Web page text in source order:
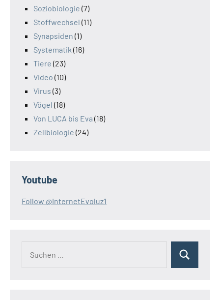
Soziobiologie (7)
Stoffwechsel (11)
Synapsiden (1)
Systematik (16)
Tiere (23)
Video (10)
Virus (3)
Vögel (18)
Von LUCA bis Eva (18)
Zellbiologie (24)
Youtube
Follow @InternetEvoluz1
Suchen